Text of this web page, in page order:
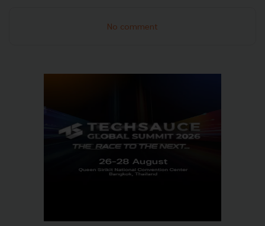
No comment